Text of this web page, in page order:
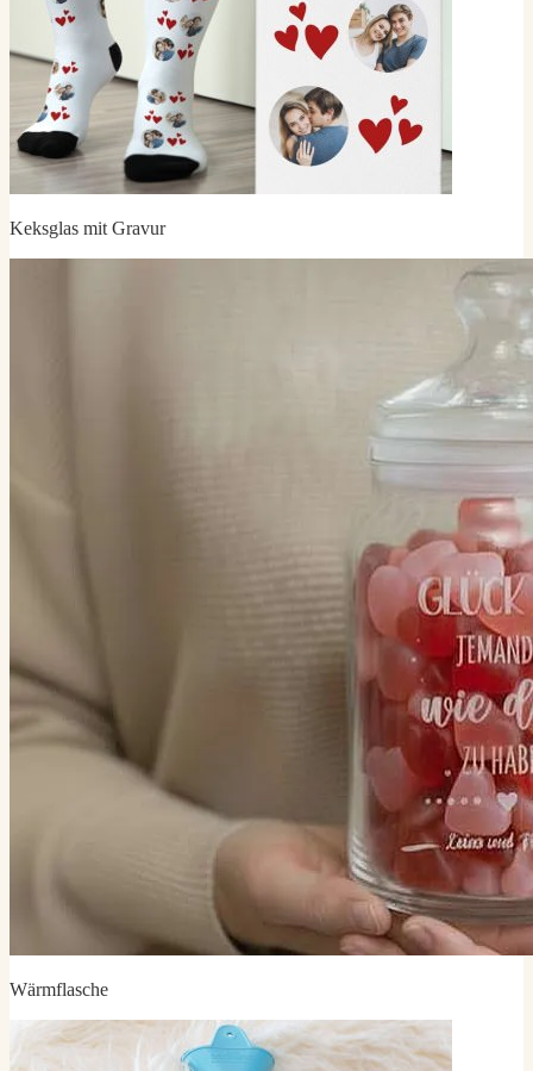
Keksglas mit Gravur
Wärmflasche